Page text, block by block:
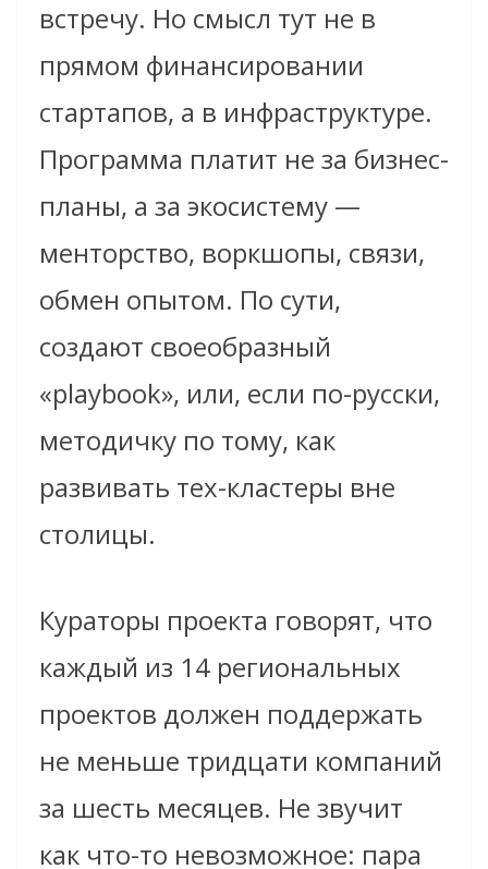
встречу. Но смысл тут не в
прямом финансировании
стартапов, а в инфраструктуре.
Программа платит не за бизнес-
планы, а за экосистему —
менторство, воркшопы, связи,
обмен опытом. По сути,
создают своеобразный
«playbook», или, если по-русски,
методичку по тому, как
развивать тех-кластеры вне
столицы.
Кураторы проекта говорят, что
каждый из 14 региональных
проектов должен поддержать
не меньше тридцати компаний
за шесть месяцев. Не звучит
как что-то невозможное: пара